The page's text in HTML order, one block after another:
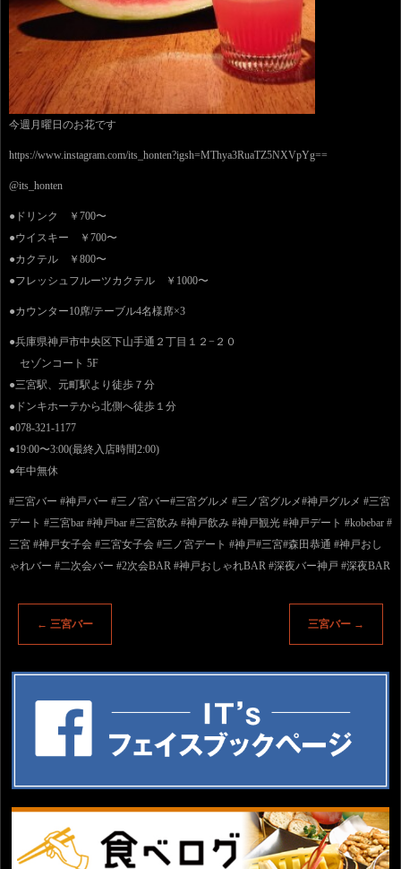
今週月曜日のお花です
https://www.instagram.com/its_honten?igsh=MThya3RuaTZ5NXVpYg==
@its_honten
●ドリンク ￥700〜
●ウイスキー ￥700〜
●カクテル ￥800〜
●フレッシュフルーツカクテル ￥1000〜
●カウンター10席/テーブル4名様席×3
●兵庫県神戸市中央区下山手通２丁目１２−２０
セゾンコート 5F
●三宮駅、元町駅より徒歩７分
●ドンキホーテから北側へ徒歩１分
●078-321-1177
●19:00〜3:00(最終入店時間2:00)
●年中無休
#三宮バー #神戸バー #三ノ宮バー#三宮グルメ #三ノ宮グルメ#神戸グルメ #三宮
デート #三宮bar #神戸bar #三宮飲み #神戸飲み #神戸観光 #神戸デート #kobebar #
三宮 #神戸女子会 #三宮女子会 #三ノ宮デート #神戸#三宮#森田恭通 #神戸おし
ゃれバー #二次会バー #2次会BAR #神戸おしゃれBAR #深夜バー神戸 #深夜BAR
← 三宮バー 三宮バー →